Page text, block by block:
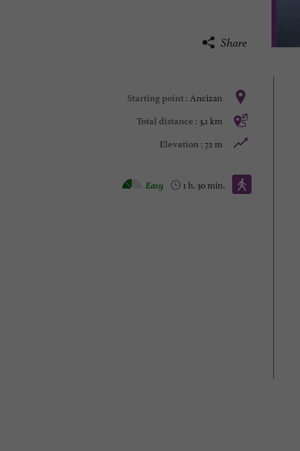
Share
Starting point : Ancizan
Total distance : 3,1 km
Elevation : 72 m
Walking :
1 h. 30 min.
Easy